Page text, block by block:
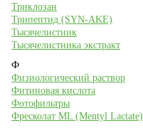
Триклозан
Трипептид (SYN-AKE)
Тысячелистник
Тысячелистника экстракт
Ф
Физиологический раствор
Фитиновая кислота
Фотофильтры
Фресколат ML (Mentyl Lactate)